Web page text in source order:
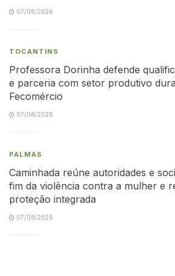
07/08/2026
TOCANTINS
Professora Dorinha defende
e parceria com setor produtivo
Fecomércio
07/08/2026
PALMAS
Caminhada reúne autoridades e
fim da violência contra a mulher e
proteção integrada
07/08/2026